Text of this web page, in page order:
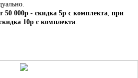
50 000р - скидка 5р с комплекта, при
10р с комплекта.